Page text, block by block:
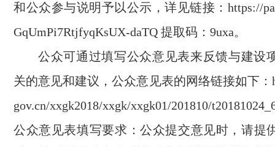
和公众参与说明予以公示，详见链接：https://
GqUmPi7RtjfyqKsUX-daTQ 提取码：9uxa。
公众可通过填写公众意见表来反馈与建设
关的意见和建议，公众意见表的网络链接如下：
gov.cn/xxgk2018/xxgk/xxgk01/201810/
公众意见表填写要求：公众提交意见时，请提